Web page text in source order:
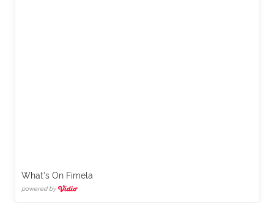
What's On Fimela
powered by